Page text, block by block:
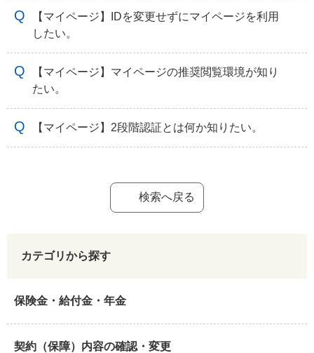
【マイページ】IDを変更せずにマイページを利用
したい。
【マイページ】マイページの推奨閲覧環境が知り
たい。
【マイページ】2段階認証とは何か知りたい。
検索へ戻る
カテゴリから探す
保険金・給付金・年金
契約（保障）内容の確認・変更